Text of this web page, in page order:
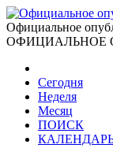
Официальное
ОФИЦИАЛЬНОЕ
Сегодня
Неделя
Месяц
ПОИСК